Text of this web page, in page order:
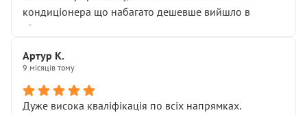
кондиціонера що набагато дешевше вийшло в
підсумку.
Артур К.
9 місяців тому
Дуже висока кваліфікація по всіх напрямках.